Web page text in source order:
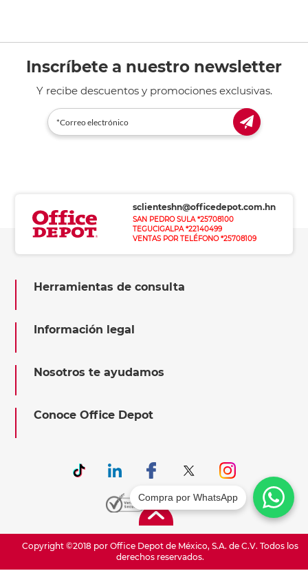
Inscríbete a nuestro newsletter
Y recibe descuentos y promociones exclusivas.
sclienteshn@officedepot.com.hn
SAN PEDRO SULA *25708100
TEGUCIGALPA *22140499
VENTAS POR TELÉFONO *25708109
Herramientas de consulta
Información legal
Nosotros te ayudamos
Conoce Office Depot
Copyright ©2018 por Office Depot de México, S.A. de C.V. Todos los
derechos reservados.
Compra por WhatsApp